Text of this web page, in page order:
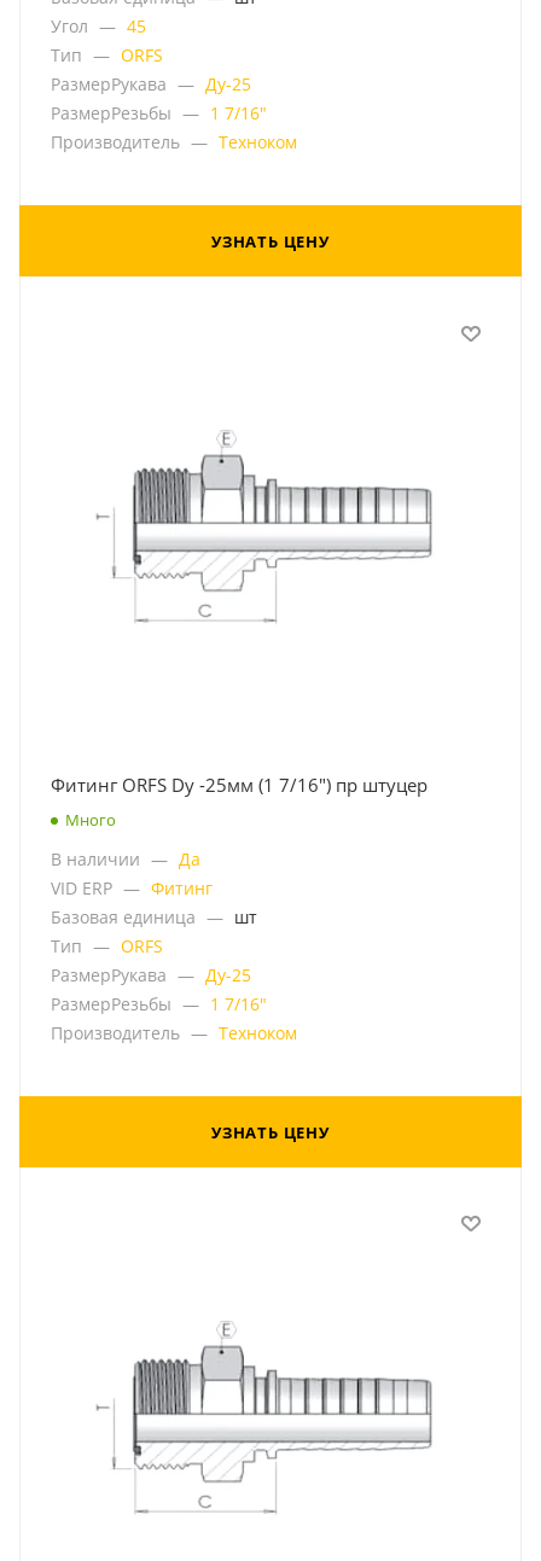
Угол — 45
Тип — ORFS
РазмерРукава — Ду-25
РазмерРезьбы — 1 7/16"
Производитель — Техноком
УЗНАТЬ ЦЕНУ
Фитинг ORFS Dу -25мм (1 7/16") пр штуцер
Много
В наличии — Да
VID ERP — Фитинг
Базовая единица — шт
Тип — ORFS
РазмерРукава — Ду-25
РазмерРезьбы — 1 7/16"
Производитель — Техноком
УЗНАТЬ ЦЕНУ